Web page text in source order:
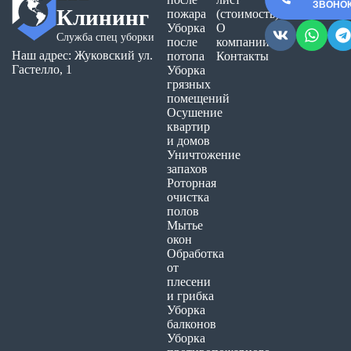
Клининг
Служба спец уборки
Наш адрес: Жуковский ул.
Гастелло, 1
пожара
Уборка
после
потопа
Уборка
грязных
помещений
Осушение
квартир
и домов
Уничтожение
запахов
Роторная
очистка
полов
Мытье
окон
Обработка
от
плесени
и грибка
Уборка
балконов
Уборка
(стоимость)
О
компании
Контакты